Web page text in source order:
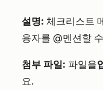
설명: 체크리스트
용자를 @멘션할
첨부 파일: 파일을
요.